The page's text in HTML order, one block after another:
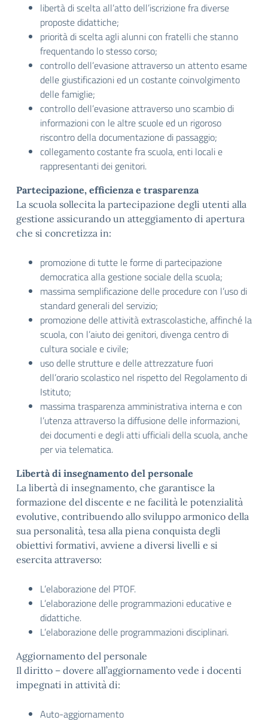
libertà di scelta all’atto dell’iscrizione fra diverse
proposte didattiche;
priorità di scelta agli alunni con fratelli che stanno
frequentando lo stesso corso;
controllo dell’evasione attraverso un attento esame
delle giustificazioni ed un costante coinvolgimento
delle famiglie;
controllo dell’evasione attraverso uno scambio di
informazioni con le altre scuole ed un rigoroso
riscontro della documentazione di passaggio;
collegamento costante fra scuola, enti locali e
rappresentanti dei genitori.
Partecipazione, efficienza e trasparenza
La scuola sollecita la partecipazione degli utenti alla
gestione assicurando un atteggiamento di apertura
che si concretizza in:
promozione di tutte le forme di partecipazione
democratica alla gestione sociale della scuola;
massima semplificazione delle procedure con l’uso di
standard generali del servizio;
promozione delle attività extrascolastiche, affinché la
scuola, con l’aiuto dei genitori, divenga centro di
cultura sociale e civile;
uso delle strutture e delle attrezzature fuori
dell’orario scolastico nel rispetto del Regolamento di
Istituto;
massima trasparenza amministrativa interna e con
l’utenza attraverso la diffusione delle informazioni,
dei documenti e degli atti ufficiali della scuola, anche
per via telematica.
Libertà di insegnamento del personale
La libertà di insegnamento, che garantisce la
formazione del discente e ne facilità le potenzialità
evolutive, contribuendo allo sviluppo armonico della
sua personalità, tesa alla piena conquista degli
obiettivi formativi, avviene a diversi livelli e si
esercita attraverso:
L’elaborazione del PTOF.
L’elaborazione delle programmazioni educative e
didattiche.
L’elaborazione delle programmazioni disciplinari.
Aggiornamento del personale
Il diritto – dovere all’aggiornamento vede i docenti
impegnati in attività di:
Auto-aggiornamento